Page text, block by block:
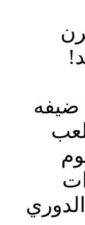
ضيفه
ملعب
من الدوري